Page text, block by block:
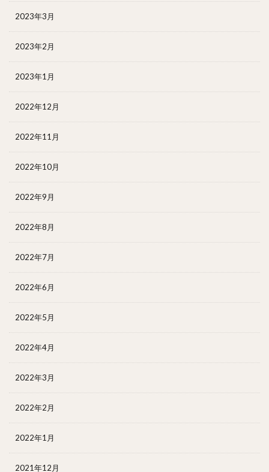
2023年3月
2023年2月
2023年1月
2022年12月
2022年11月
2022年10月
2022年9月
2022年8月
2022年7月
2022年6月
2022年5月
2022年4月
2022年3月
2022年2月
2022年1月
2021年12月